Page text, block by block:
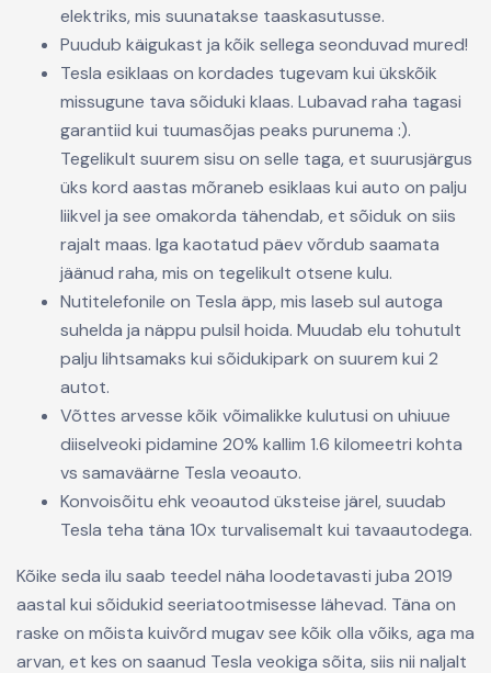
elektriks, mis suunatakse taaskasutusse.
Puudub käigukast ja kõik sellega seonduvad mured!
Tesla esiklaas on kordades tugevam kui ükskõik
missugune tava sõiduki klaas. Lubavad raha tagasi
garantiid kui tuumasõjas peaks purunema :).
Tegelikult suurem sisu on selle taga, et suurusjärgus
üks kord aastas mõraneb esiklaas kui auto on palju
liikvel ja see omakorda tähendab, et sõiduk on siis
rajalt maas. Iga kaotatud päev võrdub saamata
jäänud raha, mis on tegelikult otsene kulu.
Nutitelefonile on Tesla äpp, mis laseb sul autoga
suhelda ja näppu pulsil hoida. Muudab elu tohutult
palju lihtsamaks kui sõidukipark on suurem kui 2
autot.
Võttes arvesse kõik võimalikke kulutusi on uhiuue
diiselveoki pidamine 20% kallim 1.6 kilomeetri kohta
vs samaväärne Tesla veoauto.
Konvoisõitu ehk veoautod üksteise järel, suudab
Tesla teha täna 10x turvalisemalt kui tavaautodega.
Kõike seda ilu saab teedel näha loodetavasti juba 2019
aastal kui sõidukid seeriatootmisesse lähevad. Täna on
raske on mõista kuivõrd mugav see kõik olla võiks, aga ma
arvan, et kes on saanud Tesla veokiga sõita, siis nii naljalt